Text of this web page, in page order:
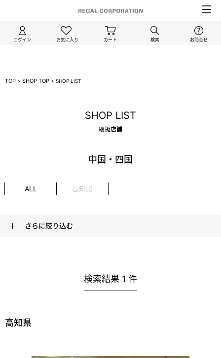
ログイン お気に入り カート 検索 お問合せ
TOP > SHOP TOP > SHOP LIST
SHOP LIST
取扱店舗
中国・四国
ALL 高知県
さらに絞り込む
検索結果 1 件
高知県